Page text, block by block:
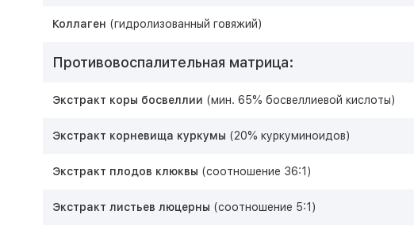
Коллаген (гидролизованный говяжий)
Противовоспалительная матрица:
Экстракт коры босвеллии (мин. 65% босвеллиевой кислоты)
Экстракт корневища куркумы (20% куркуминоидов)
Экстракт плодов клюквы (соотношение 36:1)
Экстракт листьев люцерны (соотношение 5:1)